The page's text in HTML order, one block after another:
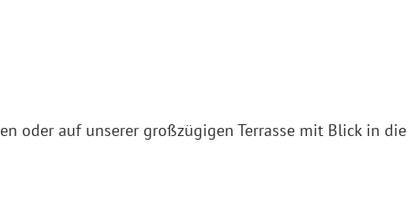
oder auf unserer großzügigen Terrasse mit Blick in die